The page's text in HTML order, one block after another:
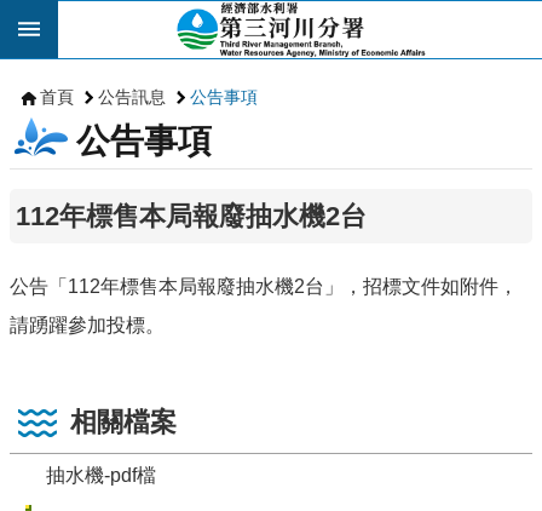
跳到主要內容區塊
首頁 公告訊息 公告事項
公告事項
112年標售本局報廢抽水機2台
公告「112年標售本局報廢抽水機2台」，招標文件如附件，
請踴躍參加投標。
相關檔案
抽水機-pdf檔